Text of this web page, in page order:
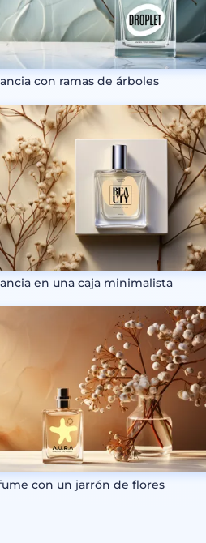
con ramas de árboles
en una caja minimalista
con un jarrón de flores